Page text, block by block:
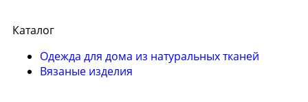
Каталог
Одежда для дома из натуральных тканей
Вязаные изделия